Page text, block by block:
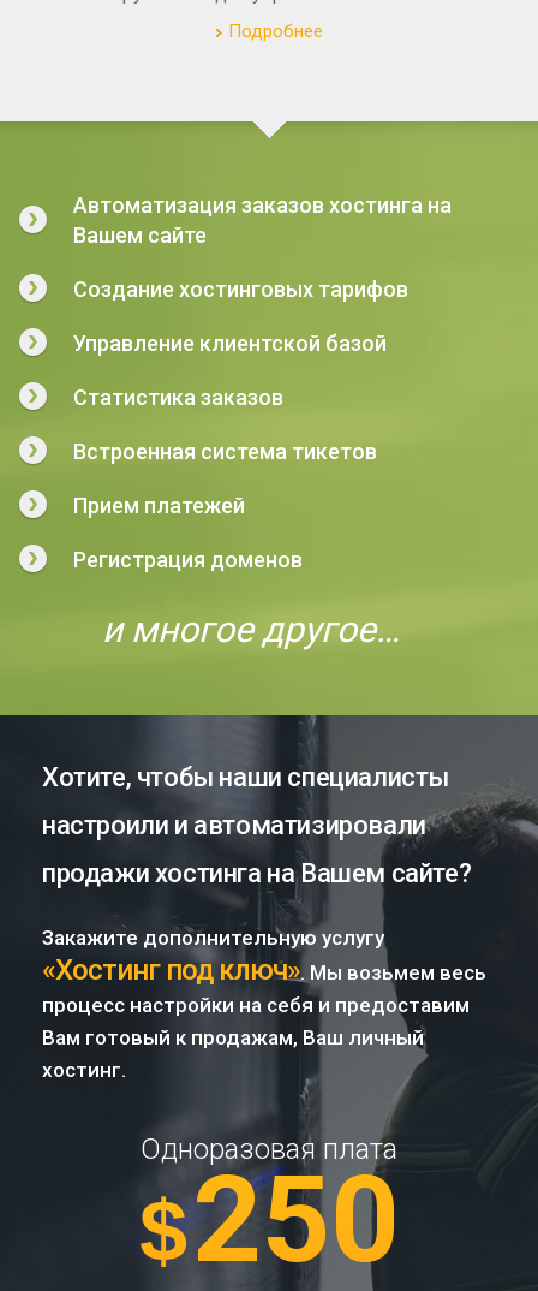
Подробнее
Автоматизация заказов хостинга на
Вашем сайте
Создание хостинговых тарифов
Управление клиентской базой
Статистика заказов
Встроенная система тикетов
Прием платежей
Регистрация доменов
и многое другое…
Хотите, чтобы наши специалисты
настроили и автоматизировали
продажи хостинга на Вашем сайте?
Закажите дополнительную услугу
«Хостинг под ключ». Мы возьмем весь
процесс настройки на себя и предоставим
Вам готовый к продажам, Ваш личный
хостинг.
Одноразовая плата
$250